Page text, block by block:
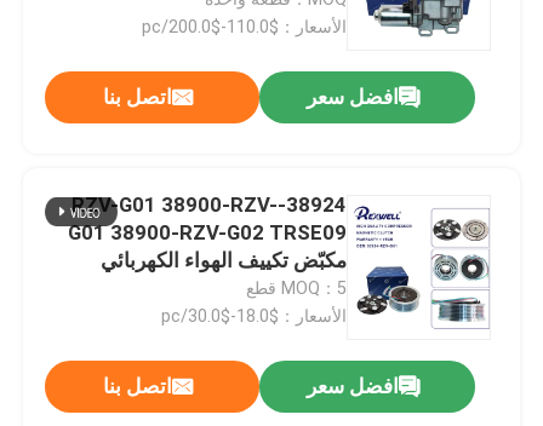
قطع غيار سيارات هيونداي
قطع غيار ناقل الحركة الأوتوماتيكي
أجزاء محرك السيارات
الأسعار：$110.0-$200.0/pc
افضل سعر اتصل بنا
38924-RZV-G01 38900-RZV-
G01 38900-RZV-G02 TRSE09
مكبّض تكييف الهواء الكهربائي
V CRV
MOQ：5 قطع
الأسعار：$18.0-$30.0/pc
افضل سعر اتصل بنا